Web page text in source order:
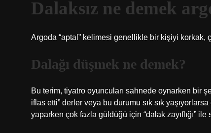
Dalaksız ne demek
Argoda “aptal” kelimesi genellikle bir kişiyi korkak,
Dalağı düşmek ne demek?
Bu terim, tiyatro oyuncuları sahnede oynarken bir
iflas etti” derler veya bu durumu sık sık
yaparken çok fazla güldüğü için “dalak zayıflığı” ile